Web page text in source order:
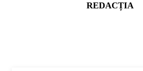
REDACȚIA